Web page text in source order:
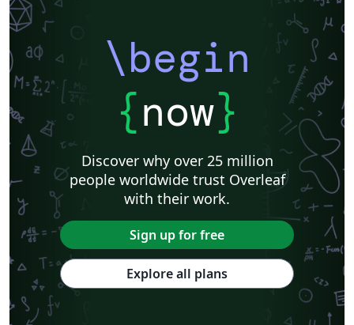
\begin
{now}
Discover why over 25 million
people worldwide trust Overleaf
with their work.
Sign up for free
Explore all plans